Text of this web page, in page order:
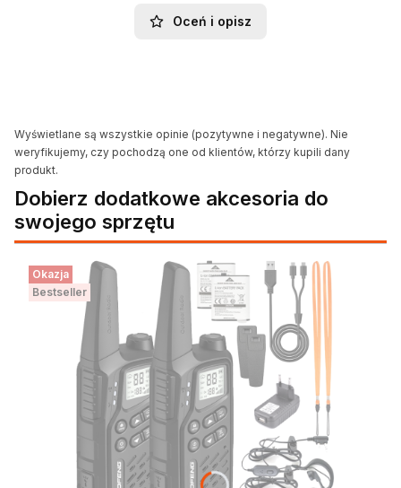
Oceń i opisz
Wyświetlane są wszystkie opinie (pozytywne i negatywne). Nie
weryfikujemy, czy pochodzą one od klientów, którzy kupili dany
produkt.
Dobierz dodatkowe akcesoria do
swojego sprzętu
Okazja
Bestseller